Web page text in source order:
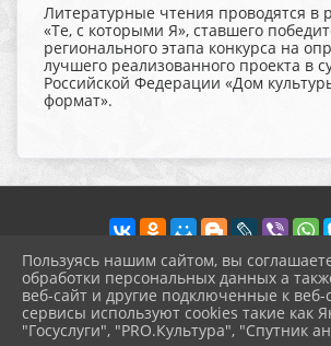
Литературные чтения проводятся в
«Те, с которыми Я», ставшего
регионального этапа конкурса на
лучшего реализованного проекта в
Российской Федерации «Дом
формат».
2026 г. pokrov-ck.ru
Вход
Карта сайта
Пользуясь нашим сайтом, вы
обработки персональных данных а
веб-сайт и другие подключенные к веб-
сервисы используют cookies такие как
"Госуслуги", "PRO.Культура", "Спутник